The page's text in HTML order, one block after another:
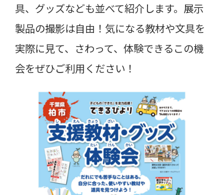
具、グッズなども並べて紹介します。展示
製品の撮影は自由！気になる教材や文具を
実際に見て、さわって、体験できるこの機
会をぜひご利用ください！